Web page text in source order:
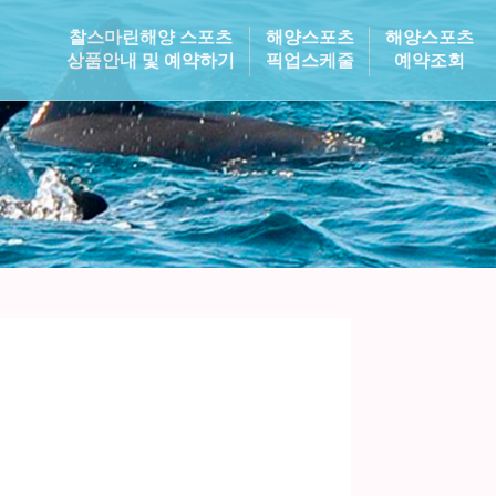
찰스마린해양 스포츠
상품안내 및 예약하기
해양스포츠
픽업스케줄
해양스포츠
예약조회